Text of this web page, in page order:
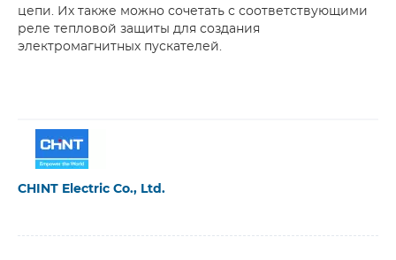
цепи. Их также можно сочетать с соответствующими
реле тепловой защиты для создания
электромагнитных пускателей.
CHINT Electric Co., Ltd.